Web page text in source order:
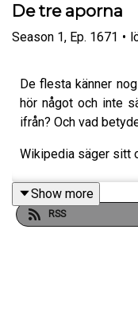
De tre aporna
Season 1, Ep. 1671 •
De flesta känner
hör något och inte
ifrån? Och vad
Wikipedia säger sitt
Show more
RSS